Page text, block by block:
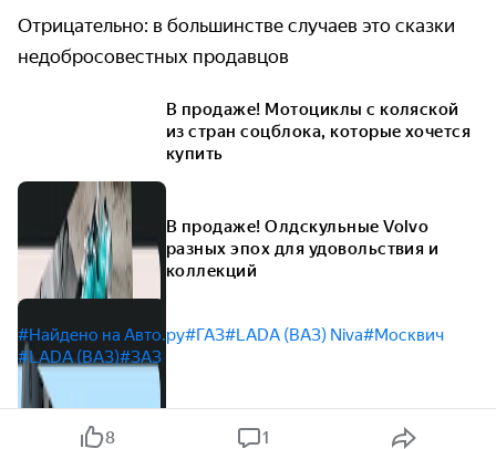
Отрицательно: в большинстве случаев это сказки
недобросовестных продавцов
В продаже! Мотоциклы с коляской
из стран соцблока, которые хочется
купить
В продаже! Олдскульные Volvo
разных эпох для удовольствия и
коллекций
#Найдено на Авто.ру#ГАЗ#LADA (ВАЗ) Niva#Москвич
#LADA (ВАЗ)#ЗАЗ
8 1